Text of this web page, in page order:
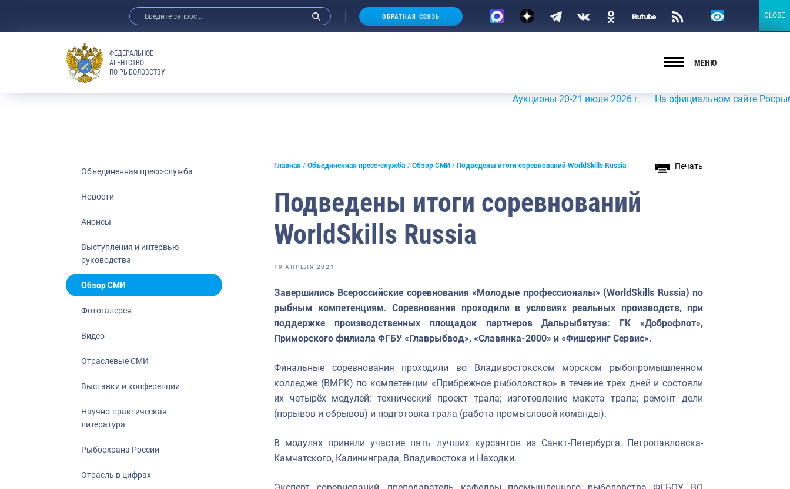
Анонсы
Выставки и конференции
Научно-практическая литература
Рыбоохрана России
Отрасль в цифрах
Инфографика
Большая африканская экспедиция
Укрепление духовно-нравственных
ОБРАТНАЯ СВЯЗЬ
Версия
ФЕДЕРАЛЬНОЕ
АГЕНТСТВО
ПО РЫБОЛОВСТВУ
МЕНЮ
Аукционы 20-21 июля 2026 г. На официальном сайте
Объединенная пресс-служба
Новости
Анонсы
Выступления и интервью
руководства
Обзор СМИ
Фотогалерея
Видео
Отраслевые СМИ
Выставки и конференции
Научно-практическая
литература
Рыбоохрана России
Отрасль в цифрах
Главная Объединенная пресс-служба Обзор СМИ Подведены итоги соревнований WorldSkills Russia Печать
Подведены итоги соревнований
WorldSkills Russia
19 АПРЕЛЯ 2021
Завершились Всероссийские соревнования «Молодые профессионалы» (WorldSkills Russia) по
рыбным компетенциям. Соревнования проходили в условиях реальных производств, при
поддержке производственных площадок партнеров Дальрыбвтуза: ГК «Доброфлот»,
Приморского филиала ФГБУ «Главрыбвод», «Славянка-2000» и «Фишеринг Сервис».
Финальные соревнования проходили во Владивостокском морском рыбопромышленном
колледже (ВМРК) по компетенции «Прибрежное рыболовство» в течение трёх дней и состояли
их четырёх модулей: технический проект трала; изготовление макета трала; ремонт дели
(порывов и обрывов) и подготовка трала (работа промысловой команды).
В модулях приняли участие пять лучших курсантов из Санкт-Петербурга, Петропавловска-
Камчатского, Калининграда, Владивостока и Находки.
CLOSE
CLOSE